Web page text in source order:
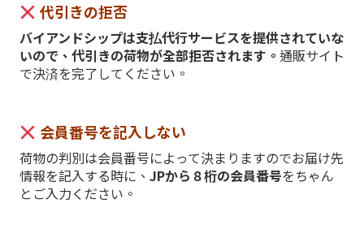
代引きの拒否
バイアンドシップは支払代行サービスを提供されていな
いので、代引きの荷物が全部拒否されます。 通販サイト
で決済を完了してください。
会員番号を記入しない
荷物の判別は会員番号によって決まりますのでお届け先
情報を記入する時に、 JPから８桁の会員番号をちゃん
とご入力ください。